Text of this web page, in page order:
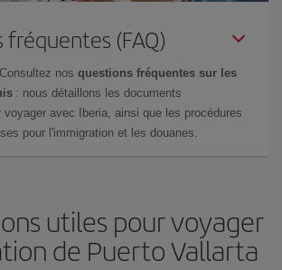
fréquentes (FAQ)
nos questions fréquentes sur les
: nous détaillons les documents
voyager avec Iberia, ainsi que les procédures
pour l'immigration et les douanes.
utiles pour voyager
de Puerto Vallarta